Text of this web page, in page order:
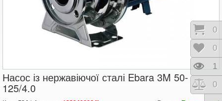
Насос із нержавіючої сталі Ebara 3M 50-
125/4.0
0
0
1
0